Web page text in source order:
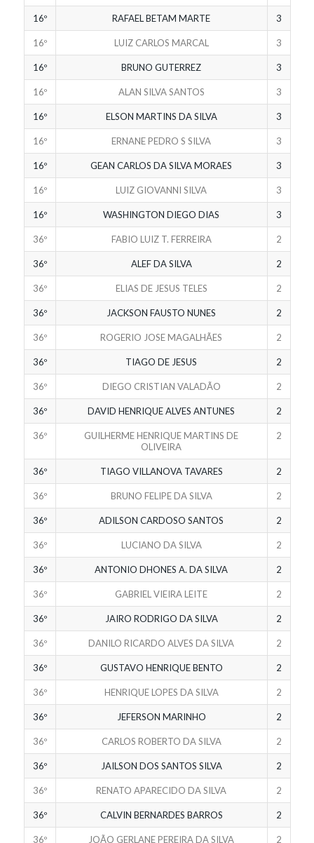
16º RAFAEL BETAM MARTE 3
16º LUIZ CARLOS MARCAL 3
16º BRUNO GUTERREZ 3
16º ALAN SILVA SANTOS 3
16º ELSON MARTINS DA SILVA 3
16º ERNANE PEDRO S SILVA 3
16º GEAN CARLOS DA SILVA MORAES 3
16º LUIZ GIOVANNI SILVA 3
16º WASHINGTON DIEGO DIAS 3
36º FABIO LUIZ T. FERREIRA 2
36º ALEF DA SILVA 2
36º ELIAS DE JESUS TELES 2
36º JACKSON FAUSTO NUNES 2
36º ROGERIO JOSE MAGALHÃES 2
36º TIAGO DE JESUS 2
36º DIEGO CRISTIAN VALADÃO 2
36º DAVID HENRIQUE ALVES ANTUNES 2
36º
GUILHERME HENRIQUE MARTINS DE
OLIVEIRA
2
36º TIAGO VILLANOVA TAVARES 2
36º BRUNO FELIPE DA SILVA 2
36º ADILSON CARDOSO SANTOS 2
36º LUCIANO DA SILVA 2
36º ANTONIO DHONES A. DA SILVA 2
36º GABRIEL VIEIRA LEITE 2
36º JAIRO RODRIGO DA SILVA 2
36º DANILO RICARDO ALVES DA SILVA 2
36º GUSTAVO HENRIQUE BENTO 2
36º HENRIQUE LOPES DA SILVA 2
36º JEFERSON MARINHO 2
36º CARLOS ROBERTO DA SILVA 2
36º JAILSON DOS SANTOS SILVA 2
36º RENATO APARECIDO DA SILVA 2
36º CALVIN BERNARDES BARROS 2
36º JOÃO GERLANE PEREIRA DA SILVA 2